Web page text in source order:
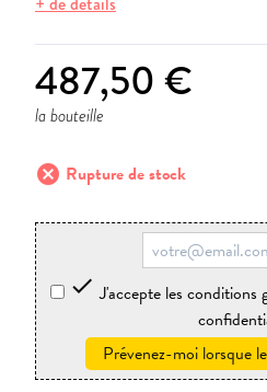
487,50 €
la bouteille
cancel Rupture de stock
 J'accepte les conditions
Prévenez-moi lorsque